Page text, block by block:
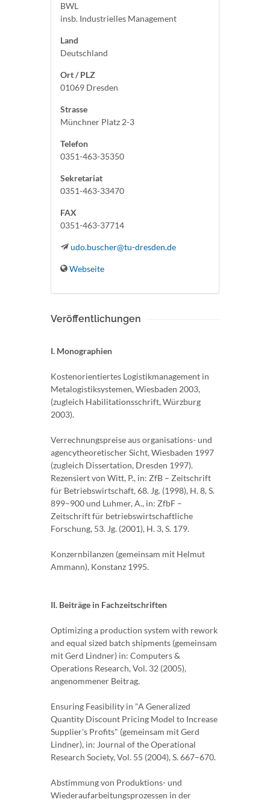
BWL
insb. Industrielles Management
Land
Deutschland
Ort / PLZ
01069 Dresden
Strasse
Münchner Platz 2-3
Telefon
0351-463-35350
Sekretariat
0351-463-33470
FAX
0351-463-37714
udo.buscher@tu-dresden.de
Webseite
Veröffentlichungen
I. Monographien
Kostenorientiertes Logistikmanagement in
Metalogistiksystemen, Wiesbaden 2003,
(zugleich Habilitationsschrift, Würzburg
2003).
Verrechnungspreise aus organisations- und
agencytheoretischer Sicht, Wiesbaden 1997
(zugleich Dissertation, Dresden 1997).
Rezensiert von Witt, P., in: ZfB – Zeitschrift
für Betriebswirtschaft, 68. Jg. (1998), H. 8, S.
899–900 und Luhmer, A., in: ZfbF –
Zeitschrift für betriebswirtschaftliche
Forschung, 53. Jg. (2001), H. 3, S. 179.
Konzernbilanzen (gemeinsam mit Helmut
Ammann), Konstanz 1995.
II. Beiträge in Fachzeitschriften
Optimizing a production system with rework
and equal sized batch shipments (gemeinsam
mit Gerd Lindner) in: Computers &
Operations Research, Vol. 32 (2005),
angenommener Beitrag.
Ensuring Feasibility in "A Generalized
Quantity Discount Pricing Model to Increase
Supplier's Profits" (gemeinsam mit Gerd
Lindner), in: Journal of the Operational
Research Society, Vol. 55 (2004), S. 667–670.
Abstimmung von Produktions- und
Wiederaufarbeitungsprozessen in der